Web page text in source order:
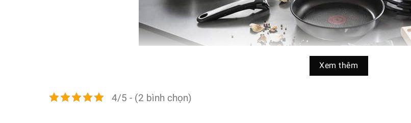
Chảo Tefal L94090 với công nghệ Thermo-Spot là tính năng chỉ báo nhiệt độ đầu tiên trên thế giới
Xem thêm
4/5 - (2 bình chọn)